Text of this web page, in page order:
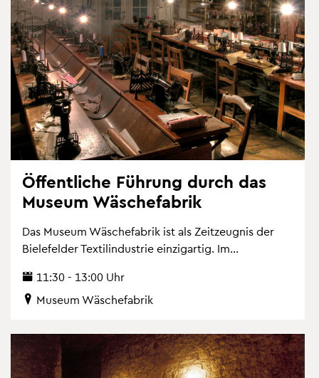
Öf­fent­li­che Füh­rung durch das
Mu­se­um Wä­sche­fa­brik
Das Mu­se­um Wä­sche­fa­brik ist als Zeit­zeug­nis der
Bie­le­fel­der Tex­til­in­dus­trie ein­zig­ar­tig. Im...
11:30 - 13:00 Uhr
Mu­se­um Wä­sche­fa­brik